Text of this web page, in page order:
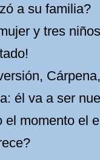
a su familia?
y tres
él va a ser
el momento el